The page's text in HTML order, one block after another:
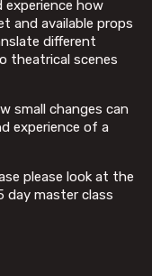
experience how
and available props
different
theatrical scenes
small changes can
experience of a
please look at the
master class